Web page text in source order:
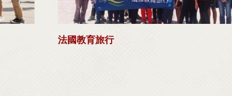
法國教育旅行